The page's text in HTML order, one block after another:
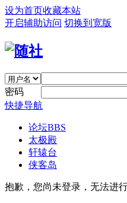
设为首页收藏本站
开启辅助访问 切换到宽版
密码
快捷导航
论坛BBS
太极殿
轩辕台
侠客岛
抱歉，您尚未登录，无法进